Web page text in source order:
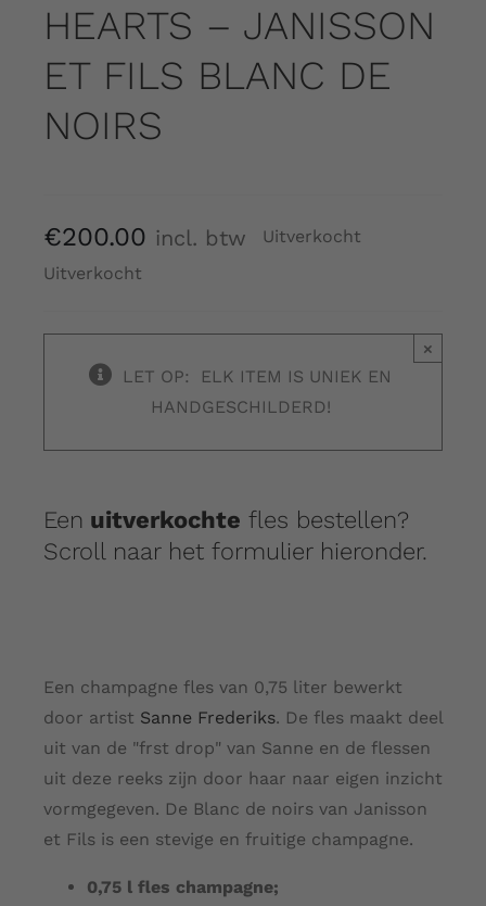
HEARTS – JANISSON
ET FILS BLANC DE
NOIRS
€200.00 incl. btw
Uitverkocht
Uitverkocht
×
LET OP: ELK ITEM IS UNIEK EN
HANDGESCHILDERD!
Een uitverkochte fles bestellen?
Scroll naar het formulier hieronder.
Een champagne fles van 0,75 liter bewerkt
door artist Sanne Frederiks. De fles maakt deel
uit van de "frst drop" van Sanne en de flessen
uit deze reeks zijn door haar naar eigen inzicht
vormgegeven. De Blanc de noirs van Janisson
et Fils is een stevige en fruitige champagne.
0,75 l fles champagne;